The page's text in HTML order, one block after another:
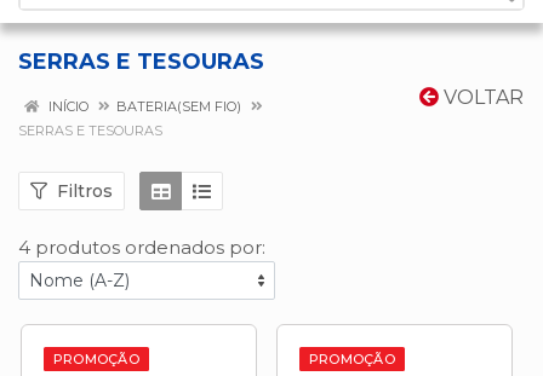
SERRAS E TESOURAS
VOLTAR
INÍCIO
BATERIA(SEM FIO)
SERRAS E TESOURAS
Filtros
4 produtos ordenados por:
PROMOÇÃO PROMOÇÃO